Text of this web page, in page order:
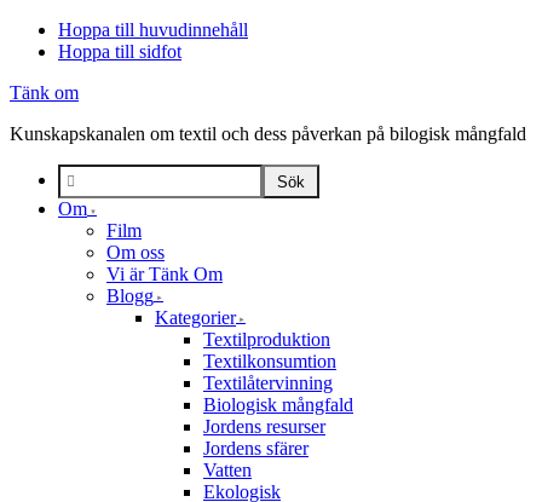
Hoppa till huvudinnehåll
Hoppa till sidfot
Tänk om
Kunskapskanalen om textil och dess påverkan på bilogisk mångfald
Om
Film
Om oss
Vi är Tänk Om
Blogg
Kategorier
Textilproduktion
Textilkonsumtion
Textilåtervinning
Biologisk mångfald
Jordens resurser
Jordens sfärer
Vatten
Ekologisk